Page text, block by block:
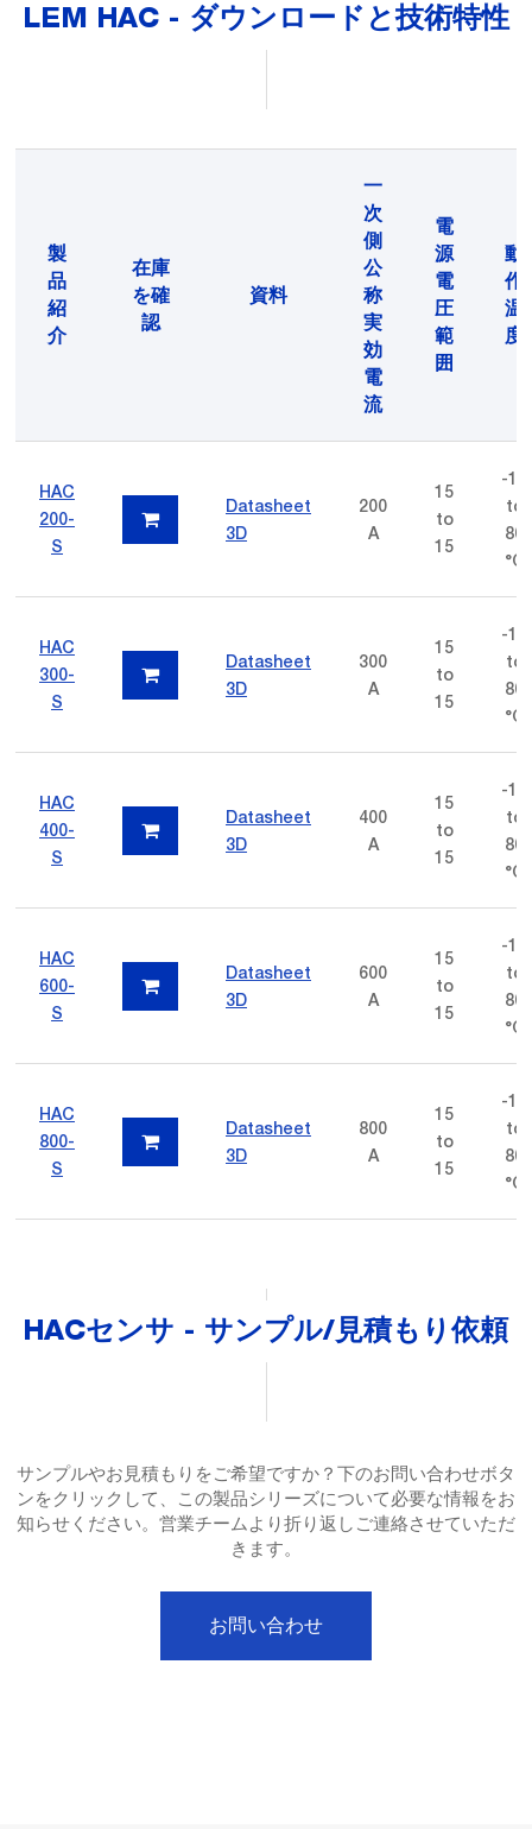
LEM HAC - ダウンロードと技術特性
製
品
紹
介
在庫
を確
認
資料
一
次
側
公
称
実
効
電
流
電
源
電
圧
範
囲
動
作
温
度
HAC
200-
S
Datasheet
3D
200
A
15
to
15
-10
to
80
°C
HAC
300-
S
Datasheet
3D
300
A
15
to
15
-10
to
80
°C
HAC
400-
S
Datasheet
3D
400
A
15
to
15
-10
to
80
°C
HAC
600-
S
Datasheet
3D
600
A
15
to
15
-10
to
80
°C
HAC
800-
S
Datasheet
3D
800
A
15
to
15
-10
to
80
°C
HACセンサ - サンプル/見積もり依頼
サンプルやお見積もりをご希望ですか？下のお問い合わせボタ
ンをクリックして、この製品シリーズについて必要な情報をお
知らせください。営業チームより折り返しご連絡させていただ
きます。
お問い合わせ